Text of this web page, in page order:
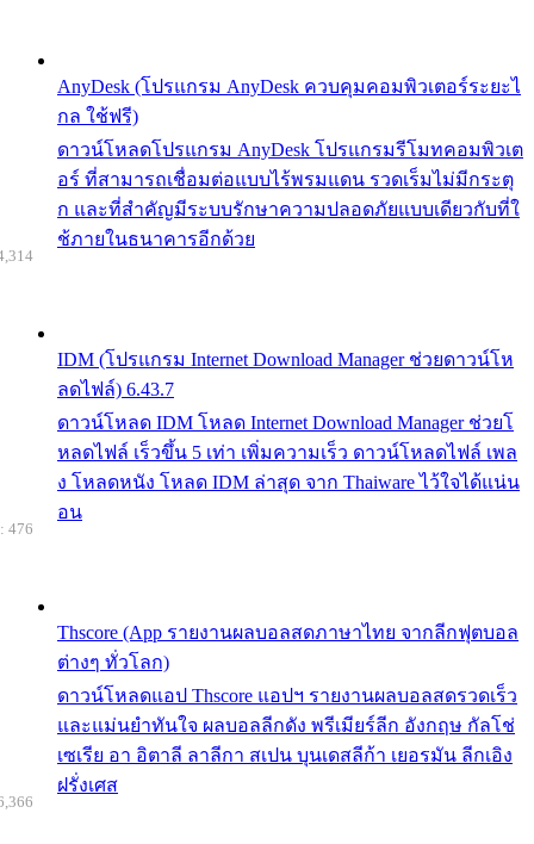
AnyDesk (โปรแกรม AnyDesk ควบคุมคอมพิวเตอร์ระยะไ
กล ใช้ฟรี)
ดาวน์โหลดโปรแกรม AnyDesk โปรแกรมรีโมทคอมพิวเต
อร์ ที่สามารถเชื่อมต่อแบบไร้พรมแดน รวดเร็มไม่มีกระตุ
ก และที่สำคัญมีระบบรักษาความปลอดภัยแบบเดียวกับที่ใ
ช้ภายในธนาคารอีกด้วย
IDM (โปรแกรม Internet Download Manager ช่วยดาวน์โห
ลดไฟล์) 6.43.7
ดาวน์โหลด IDM โหลด Internet Download Manager ช่วยโ
หลดไฟล์ เร็วขึ้น 5 เท่า เพิ่มความเร็ว ดาวน์โหลดไฟล์ เพล
ง โหลดหนัง โหลด IDM ล่าสุด จาก Thaiware ไว้ใจได้แน่น
อน
Thscore (App รายงานผลบอลสดภาษาไทย จากลีกฟุตบอล
ต่างๆ ทั่วโลก)
ดาวน์โหลดแอป Thscore แอปฯ รายงานผลบอลสดรวดเร็ว
และแม่นยำทันใจ ผลบอลลีกดัง พรีเมียร์ลีก อังกฤษ กัลโช่
เซเรีย อา อิตาลี ลาลีกา สเปน บุนเดสลีก้า เยอรมัน ลีกเอิง
ฝรั่งเศส
476